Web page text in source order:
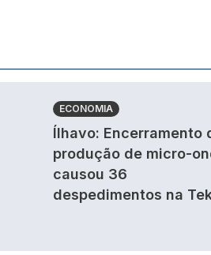
ECONOMIA
Ílhavo: Encerramento
produção de micro-
causou 36
despedimentos na